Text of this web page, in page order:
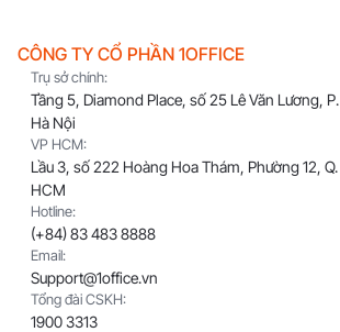
CÔNG TY CỔ PHẦN 1OFFICE
Trụ sở chính:
Tầng 5, Diamond Place, số 25 Lê Văn Lương,
Hà Nội
VP HCM:
Lầu 3, số 222 Hoàng Hoa Thám, Phường 12,
HCM
Hotline:
(+84) 83 483 8888
Email:
Support@1office.vn
Tổng đài CSKH:
1900 3313